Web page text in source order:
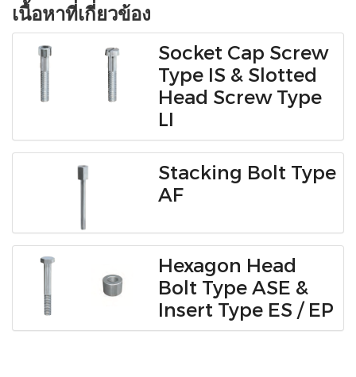
เนื้อหาที่เกี่ยวข้อง
Socket Cap Screw
Type IS & Slotted
Head Screw Type
LI
Stacking Bolt Type
AF
Hexagon Head
Bolt Type ASE &
Insert Type ES / EP